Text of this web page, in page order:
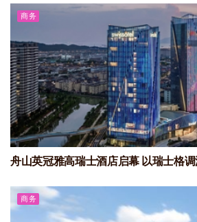
商务
舟山英冠雅高瑞士酒店启幕 以瑞士格
商务